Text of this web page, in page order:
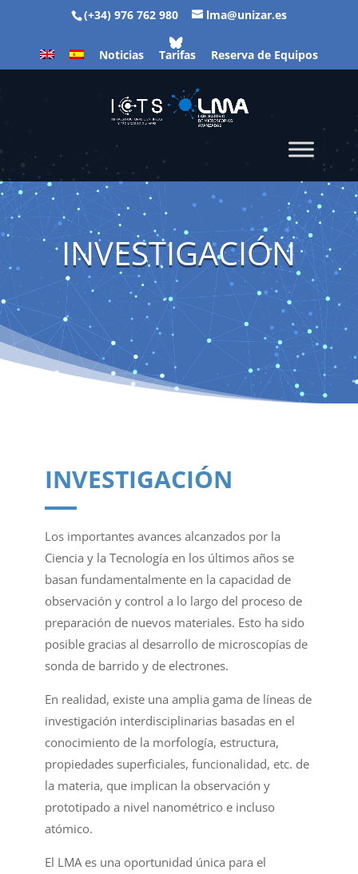
(+34) 976 762 980 lma@unizar.es
Noticias Tarifas Reserva de Equipos
INVESTIGACIÓN
INVESTIGACIÓN
Los importantes avances alcanzados por la
Ciencia y la Tecnología en los últimos años se
basan fundamentalmente en la capacidad de
observación y control a lo largo del proceso de
preparación de nuevos materiales. Esto ha sido
posible gracias al desarrollo de microscopías de
sonda de barrido y de electrones.
En realidad, existe una amplia gama de líneas de
investigación interdisciplinarias basadas en el
conocimiento de la morfología, estructura,
propiedades superficiales, funcionalidad, etc. de
la materia, que implican la observación y
prototipado a nivel nanométrico e incluso
atómico.
El LMA es una oportunidad única para el